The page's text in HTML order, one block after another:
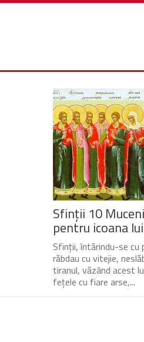
Sfinții 10
pentru icoana
Sfinții, întărindu-se cu
răbdau cu vitejie,
tiranul, văzând acest
fețele cu fiare arse,...